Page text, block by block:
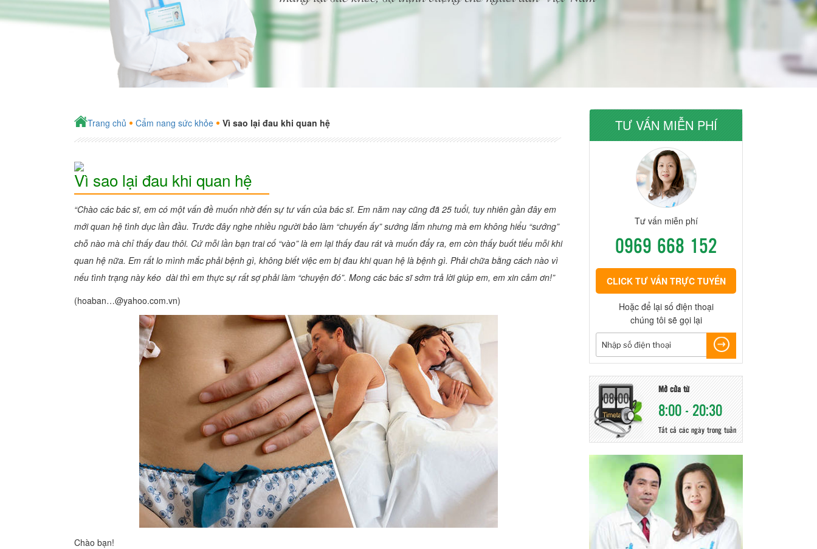
Trang chủ Cẩm nang sức khỏe Vì sao lại đau khi quan hệ
Vì sao lại đau khi quan hệ
“Chào các bác sĩ, em có một vấn đề muốn nhờ đến sự tư vấn của bác sĩ. Em năm nay cũng đã 25 tuổi, tuy nhiên gần đây em
mới quan hệ tình dục lần đầu. Trước đây nghe nhiều người bảo làm “chuyến ấy” sướng lắm nhưng mà em không hiểu “sướng”
chỗ nào mà chỉ thấy đau thôi. Cứ mỗi lần bạn trai cố “vào” là em lại thấy đau rát và muốn đẩy ra, em còn thấy buốt tiểu mỗi khi
quan hệ nữa. Em rất lo mình mắc phải bệnh gì, không biết việc em bị đau khi quan hệ là bệnh gì. Phải chữa bằng cách nào vì
nếu tình trạng này kéo dài thì em thực sự rất sợ phải làm “chuyện đó”. Mong các bác sĩ sớm trả lời giúp em, em xin cảm ơn!”
(hoaban…@yahoo.com.vn)
Chào bạn!
TƯ VẤN MIỄN PHÍ
Tư vấn miễn phí
0969 668 152
CLICK TƯ VẤN TRỰC TUYẾN
Hoặc để lại số điện thoại
chúng tôi sẽ gọi lại
Mở cửa từ
8:00 - 20:30
Tất cả các ngày trong tuần